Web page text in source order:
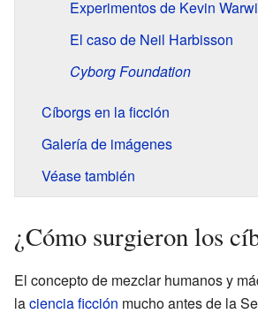
Experimentos de Kevin
El caso de Neil Harbisson
Cyborg Foundation
Cíborgs en la ficción
Galería de imágenes
Véase también
¿Cómo surgieron los
El concepto de mezclar humanos y
laciencia ficción mucho antes de la